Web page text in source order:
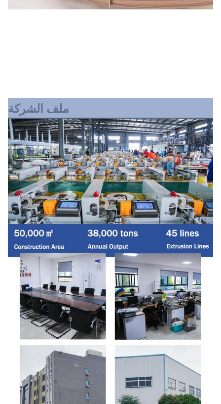
ملف الشركة